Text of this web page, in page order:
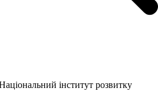
інститут розвитку